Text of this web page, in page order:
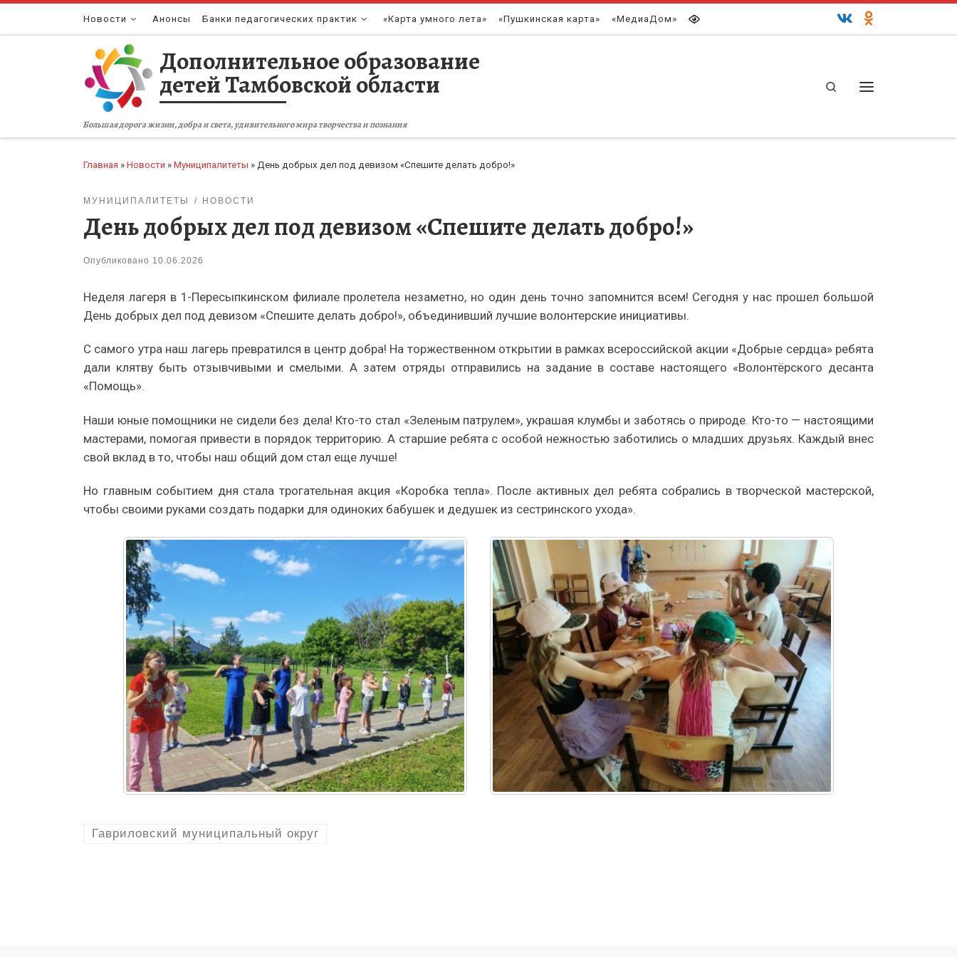
Перейти к содержимому
Новости Анонсы Банки педагогических практик «Карта умного лета» «Пушкинская карта» «МедиаДом»
Дополнительное образование
детей Тамбовской области
Большая дорога жизни, добра и света, удивительного мира творчества и познания
Search
Главная » Новости » Муниципалитеты » День добрых дел под девизом «Спешите делать добро!»
МУНИЦИПАЛИТЕТЫ НОВОСТИ
День добрых дел под девизом «Спешите делать добро!»
Опубликовано 10.06.2026
Неделя лагеря в 1-Пересыпкинском филиале пролетела незаметно, но один день точно запомнится всем! Сегодня у нас прошел большой
День добрых дел под девизом «Спешите делать добро!», объединивший лучшие волонтерские инициативы.
С самого утра наш лагерь превратился в центр добра! На торжественном открытии в рамках всероссийской акции «Добрые сердца» ребята
дали клятву быть отзывчивыми и смелыми. А затем отряды отправились на задание в составе настоящего «Волонтёрского десанта
«Помощь».
Наши юные помощники не сидели без дела! Кто-то стал «Зеленым патрулем», украшая клумбы и заботясь о природе. Кто-то — настоящими
мастерами, помогая привести в порядок территорию. А старшие ребята с особой нежностью заботились о младших друзьях. Каждый внес
свой вклад в то, чтобы наш общий дом стал еще лучше!
Но главным событием дня стала трогательная акция «Коробка тепла». После активных дел ребята собрались в творческой мастерской,
чтобы своими руками создать подарки для одиноких бабушек и дедушек из сестринского ухода».
Гавриловский муниципальный округ